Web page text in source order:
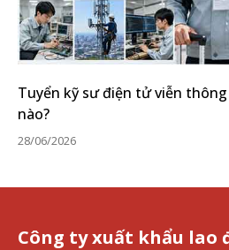
Tuyển kỹ sư điện tử viễn
nào?
28/06/2026
Công ty xuất khẩu lao